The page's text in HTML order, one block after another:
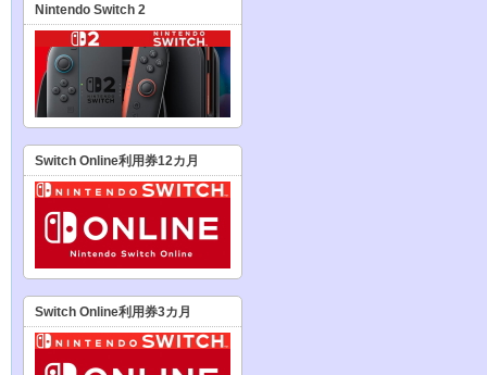
Nintendo Switch 2
Switch Online利用券12カ月
Switch Online利用券3カ月